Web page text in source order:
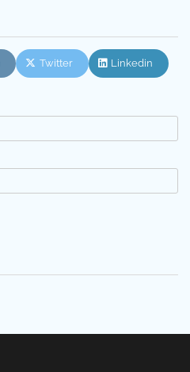
Twitter Linkedin